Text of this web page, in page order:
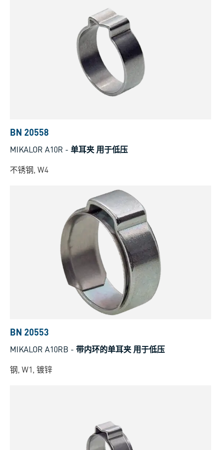
BN 20558
MIKALOR A10R - 单耳夹 用于低压
不锈钢, W4
BN 20553
MIKALOR A10RB - 带内环的单耳夹 用于低压
钢, W1, 镀锌